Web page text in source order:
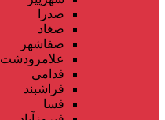
صدرا
صغاد
صفاشهر
علامرودشت
فدامی
فراشبند
فسا